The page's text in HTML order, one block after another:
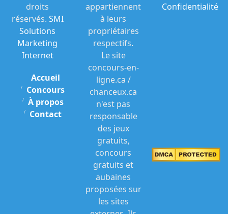
droits
réservés. SMI
Solutions
Marketing
Internet
Accueil
Concours
À propos
Contact
appartiennent
à leurs
propriétaires
respectifs.
Le site
concours-en-
ligne.ca /
chanceux.ca
n'est pas
responsable
des jeux
gratuits,
concours
gratuits et
aubaines
proposées sur
les sites
Confidentialité